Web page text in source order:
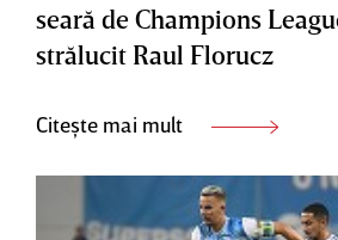
seară de Champions
strălucit Raul Florucz
Citește mai mult